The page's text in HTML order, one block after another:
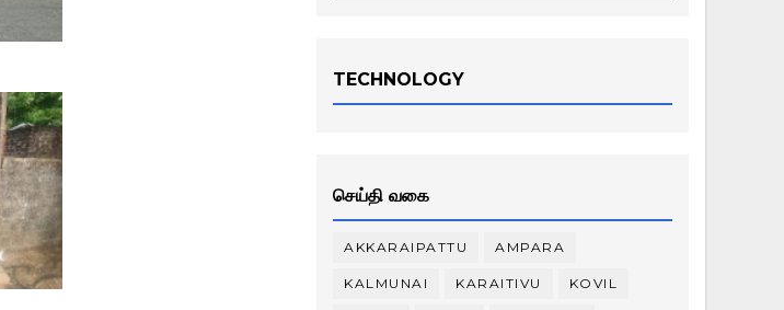
TECHNOLOGY
செய்தி வகை
AKKARAIPATTU AMPARA
KALMUNAI KARAITIVU KOVIL